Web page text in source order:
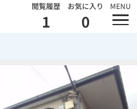
閲覧履歴
1
お気に入り
0
MENU